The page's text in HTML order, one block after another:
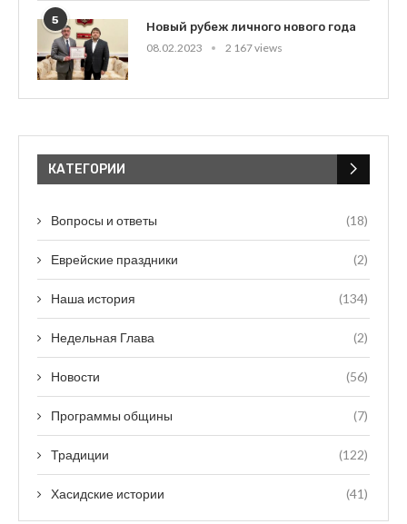
5
Новый рубеж личного нового года
08.02.2023
2 167 views
КАТЕГОРИИ
Вопросы и ответы (18)
Еврейские праздники (2)
Наша история (134)
Недельная Глава (2)
Новости (56)
Программы общины (7)
Традиции (122)
Хасидские истории (41)